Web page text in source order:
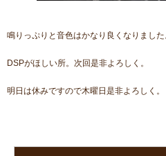
鳴りっぷりと音色はかなり良くなりました
DSPがほしい所。次回是非よろしく。
明日は休みですので木曜日是非よろしく。